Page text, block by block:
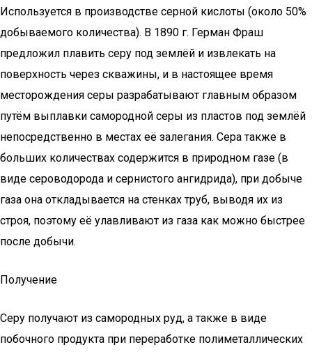
Используется в производстве серной кислоты (около 50%
добываемого количества). В 1890 г. Герман Фраш
предложил плавить серу под землёй и извлекать на
поверхность через скважины, и в настоящее время
месторождения серы разрабатывают главным образом
путём выплавки самородной серы из пластов под землёй
непосредственно в местах её залегания. Сера также в
больших количествах содержится в природном газе (в
виде сероводорода и сернистого ангидрида), при добыче
газа она откладывается на стенках труб, выводя их из
строя, поэтому её улавливают из газа как можно быстрее
после добычи.
Получение
Серу получают из самородных руд, а также в виде
побочного продукта при переработке полиметаллических